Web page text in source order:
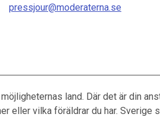
pressjour@moderaterna.se
land. Där det är din
eller vilka föräldrar du har. Sverige